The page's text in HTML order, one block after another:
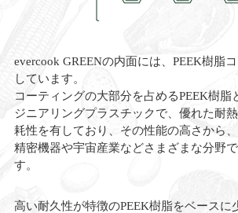
evercook GREENの内面には、PEEK樹脂
しています。
コーティングの大部分を占めるPEEK樹脂
ジニアリングプラスチックで、優れた耐
耗性を有しており、その性能の高さから、
精密機器や宇宙産業などさまざまな分野
す。
高い耐久性が特徴のPEEK樹脂をベースに